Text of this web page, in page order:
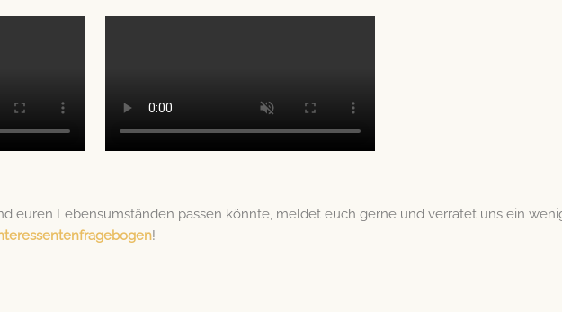
euren Lebensumständen passen könnte, meldet euch gerne und verratet uns ein
!